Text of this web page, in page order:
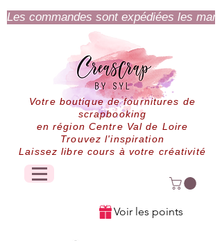
Les commandes sont expédiées les
Votre boutique de fournitures de
scrapbooking
en région Centre Val de Loire
Trouvez l'inspiration
Laissez libre cours à votre créativité
Voir les points